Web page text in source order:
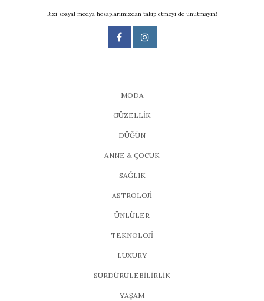
Bizi sosyal medya hesaplarımızdan takip etmeyi de unutmayın!
MODA
GÜZELLİK
DÜĞÜN
ANNE & ÇOCUK
SAĞLIK
ASTROLOJİ
ÜNLÜLER
TEKNOLOJİ
LUXURY
SÜRDÜRÜLEBİLİRLİK
YAŞAM